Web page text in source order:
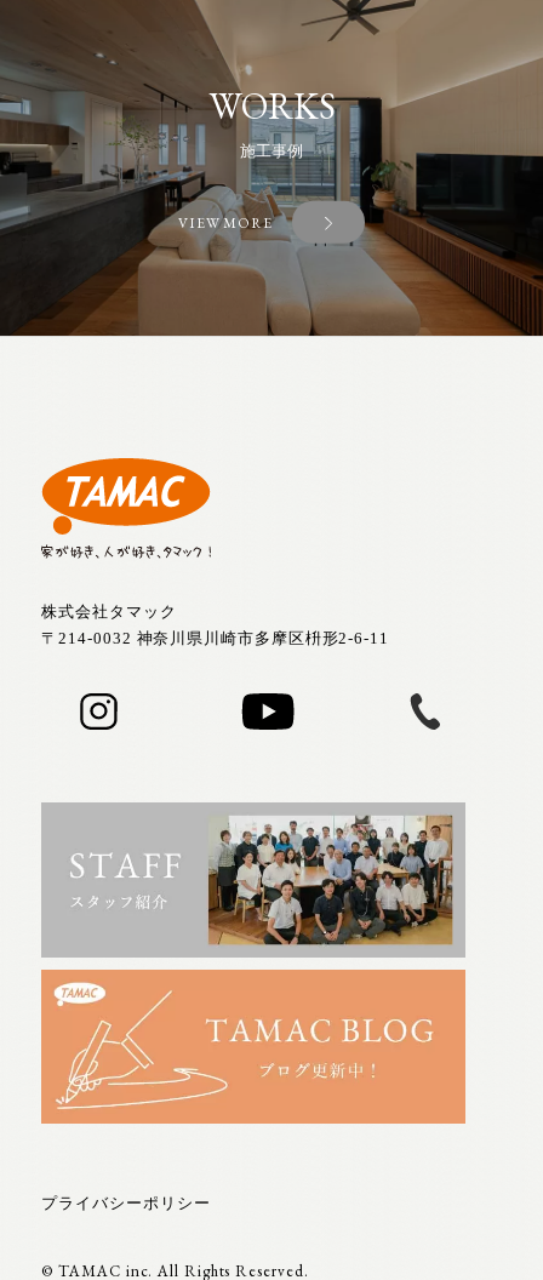
WORKS
施工事例
VIEW MORE
株式会社タマック
〒214-0032 神奈川県川崎市多摩区枡形2-6-11
プライバシーポリシー
© TAMAC inc. All Rights Reserved.